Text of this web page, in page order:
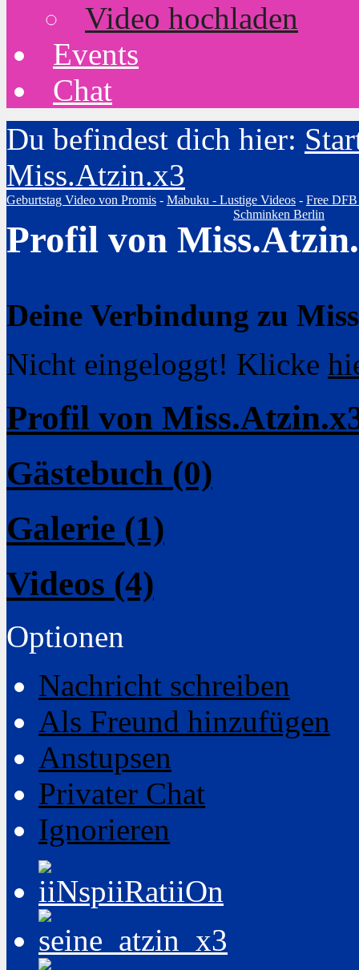
Video hochladen
Events
Chat
Du befindest dich hier:
Miss.Atzin.x3
Geburtstag Video von Promis - Mabuku - Lustige Videos - Free
Schminken Berlin
Profil von
Deine Verbindung zu
Nicht eingeloggt! Klicke
Profil von
Gästebuch (0)
Galerie (1)
Videos (4)
Optionen
Nachricht schreiben
Als Freund hinzufügen
Anstupsen
Privater Chat
Ignorieren